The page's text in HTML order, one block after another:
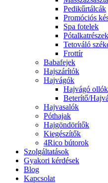
Pedikűrtálcák
Promóciós
Spa fotelek
Pótalkatrészek
Tetováló
Frottír
Babafejek
Hajszárítók
Hajvágók
Hajvágó ollók
Beterítő/
Hajvasalók
Póthajak
Hajgöndörítők
Kiegészítők
4Rico bútorok
Szolgáltatások
Gyakori kérdések
Blog
Kapcsolat